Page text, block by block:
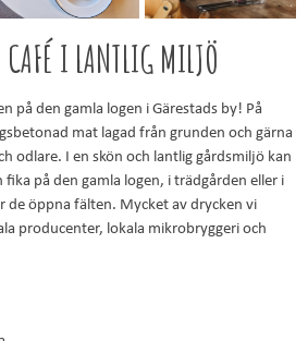
CAFÉ I LANTLIG MILJÖ
på den gamla logen i Gärestads by! På
mat lagad från grunden och gärna
odlare. I en skön och lantlig gårdsmiljö kan
på den gamla logen, i trädgården eller i
de öppna fälten. Mycket av drycken vi
producenter, lokala mikrobryggeri och